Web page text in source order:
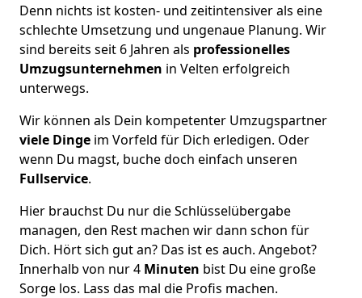
Denn nichts ist kosten- und zeitintensiver als eine
schlechte Umsetzung und ungenaue Planung. Wir
sind bereits seit 6 Jahren als professionelles
Umzugsunternehmen in Velten erfolgreich
unterwegs.
Wir können als Dein kompetenter Umzugspartner
viele Dinge im Vorfeld für Dich erledigen. Oder
wenn Du magst, buche doch einfach unseren
Fullservice.
Hier brauchst Du nur die Schlüsselübergabe
managen, den Rest machen wir dann schon für
Dich. Hört sich gut an? Das ist es auch. Angebot?
Innerhalb von nur 4 Minuten bist Du eine große
Sorge los. Lass das mal die Profis machen.